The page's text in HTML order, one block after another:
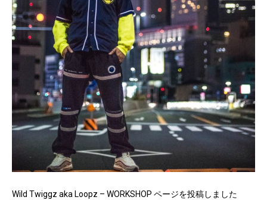
Wild Twiggz aka Loopz – WORKSHOP ページを投稿しました